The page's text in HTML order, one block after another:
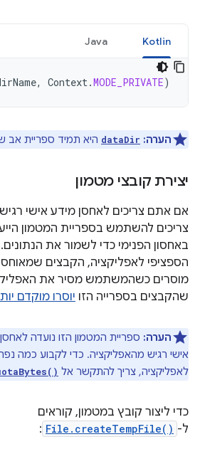
Kotlin
Java
, Context.MODE_PRIVATE)
הערה: dataDir היא תמיד ספריית אב
יצירת קובצי מטמון
אם אתם צריכים לאחסן מידע אישי
צריכים להשתמש בספריית המטמון
באחסון הפנימי כדי לשמור את
הספציפי לאפליקציה, הקבצים
מוסרים כשהמשתמש מסיר את
שהקבצים בספרייה הזו יוסרו מוקדם
הערה: ספריית המטמון הזו נועדה
אישי רגיש מהאפליקציה. כדי לקבוע כמה
לאפליקציה, צריך להתקשר אל
כדי ליצור קובץ במטמון, קוראים
ל- File.createTempFile()
: